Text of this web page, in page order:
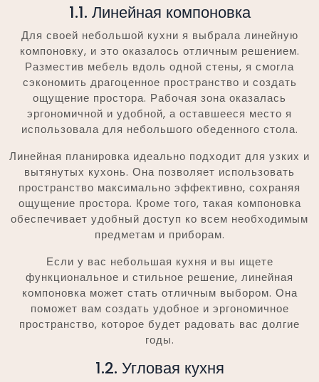
1.1. Линейная компоновка
Для своей небольшой кухни я выбрала линейную
компоновку, и это оказалось отличным решением.
Разместив мебель вдоль одной стены, я смогла
сэкономить драгоценное пространство и создать
ощущение простора. Рабочая зона оказалась
эргономичной и удобной, а оставшееся место я
использовала для небольшого обеденного стола.
Линейная планировка идеально подходит для узких и
вытянутых кухонь. Она позволяет использовать
пространство максимально эффективно, сохраняя
ощущение простора. Кроме того, такая компоновка
обеспечивает удобный доступ ко всем необходимым
предметам и приборам.
Если у вас небольшая кухня и вы ищете
функциональное и стильное решение, линейная
компоновка может стать отличным выбором. Она
поможет вам создать удобное и эргономичное
пространство, которое будет радовать вас долгие
годы.
1.2. Угловая кухня